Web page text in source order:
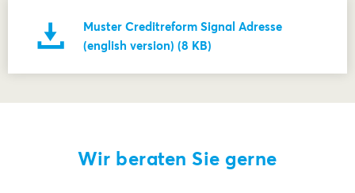
Muster Creditreform Signal Adresse
(english version) (8 KB)
Wir beraten Sie gerne